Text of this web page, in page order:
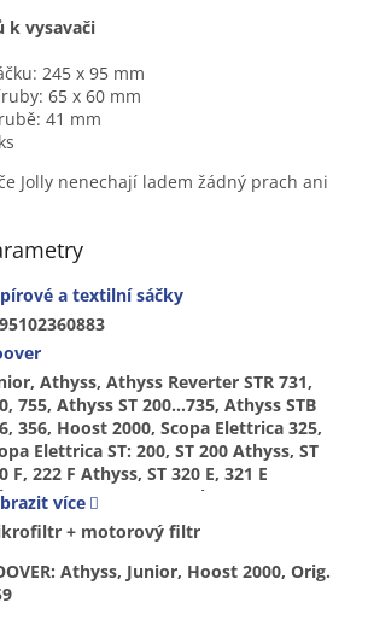
k vysavači
245 x 95 mm
65 x 60 mm
41 mm
Jolly nenechají ladem žádný prach ani
a textilní sáčky
Athyss, Athyss Reverter STR 731,
755, Athyss ST 200…735, Athyss STB
356, Hoost 2000, Scopa Elettrica 325,
Elettrica ST: 200, ST 200 Athyss, ST
F, 222 F Athyss, ST 320 E, 321 E
ST 325, 326, 735 Athyss, STG 750
STR 755 Athyss, Org. Gr. H 59
více
+ motorový filtr
Athyss, Junior, Hoost 2000, Orig.